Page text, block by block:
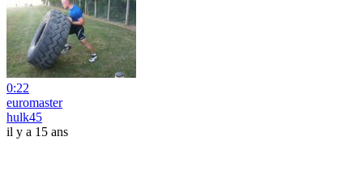
0:22
euromaster
hulk45
il y a 15 ans